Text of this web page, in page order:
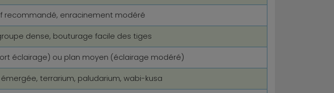
recommandé, enracinement modéré
dense, bouturage facile des tiges
éclairage) ou plan moyen (éclairage modéré)
émergée, terrarium, paludarium, wabi-kusa